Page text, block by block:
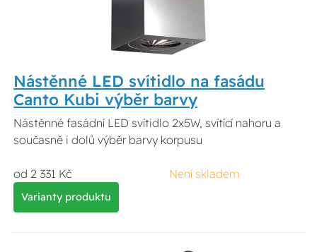
Nástěnné LED svítidlo na fasádu
Canto Kubi výběr barvy
Nástěnné fasádní LED svítidlo 2x5W, svítící nahoru a
současně i dolů výběr barvy korpusu
od 2 331 Kč Není skladem
Varianty produktu